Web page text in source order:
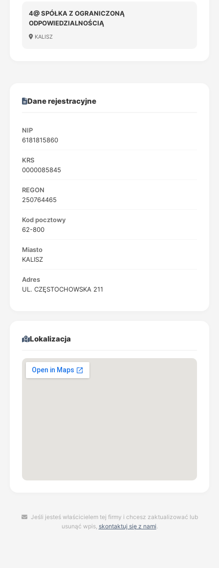
4@ SPÓŁKA Z OGRANICZONĄ
ODPOWIEDZIALNOŚCIĄ
KALISZ
Dane rejestracyjne
NIP
6181815860
KRS
0000085845
REGON
250764465
Kod pocztowy
62-800
Miasto
KALISZ
Adres
UL. CZĘSTOCHOWSKA 211
Lokalizacja
Jeśli jesteś właścicielem tej firmy i chcesz zaktualizować lub
usunąć wpis, skontaktuj się z nami.